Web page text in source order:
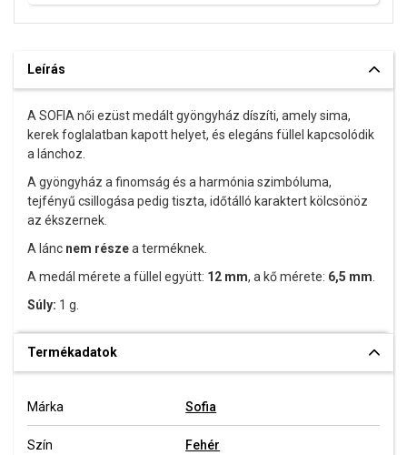
Leírás
A SOFIA női ezüst medált gyöngyház díszíti, amely sima,
kerek foglalatban kapott helyet, és elegáns füllel kapcsolódik
a lánchoz.
A gyöngyház a finomság és a harmónia szimbóluma,
tejfényű csillogása pedig tiszta, időtálló karaktert kölcsönöz
az ékszernek.
A lánc nem részea terméknek.
A medál mérete a füllel együtt: 12 mm, a kő mérete: 6,5 mm
Súly: 1 g.
Termékadatok
Márka Sofia
Szín Fehér